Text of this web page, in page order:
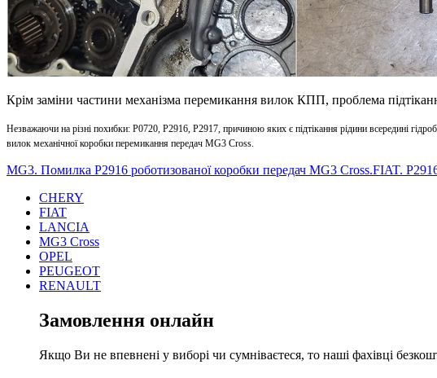
Крім заміни частини механізма перемикання вилок КПП, проблема
Незважаючи на різні похибки: P0720, P2916, P2917, причиною яких є підтікання рідини всередині
вилок механічної коробки перемикання передач MG3 Cross.
MG3. Помилка P2916 роботизованої коробки передач MG3 Cross.FIAT.
CHERY
FIAT
LANCIA
MG3 Cross
OPEL
PEUGEOT
RENAULT
Замовлення онлайн
Якщо Ви не впевнені у виборі чи сумніваєтеся, то наші фахівці